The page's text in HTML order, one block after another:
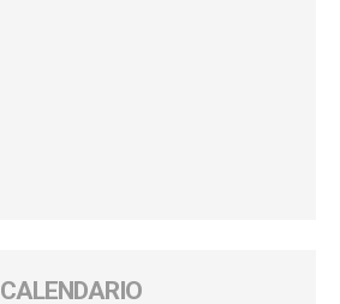
CALENDARIO